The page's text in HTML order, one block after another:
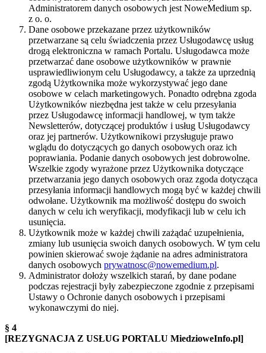
Administratorem danych osobowych jest NoweMedium sp.
z o. o.
Dane osobowe przekazane przez użytkowników
przetwarzane są celu świadczenia przez Usługodawcę usług
drogą elektroniczna w ramach Portalu. Usługodawca może
przetwarzać dane osobowe użytkowników w prawnie
usprawiedliwionym celu Usługodawcy, a także za uprzednią
zgodą Użytkownika może wykorzystywać jego dane
osobowe w celach marketingowych. Ponadto odrębna zgoda
Użytkowników niezbędna jest także w celu przesyłania
przez Usługodawcę informacji handlowej, w tym także
Newsletterów, dotyczącej produktów i usług Usługodawcy
oraz jej partnerów. Użytkownikowi przysługuje prawo
wglądu do dotyczących go danych osobowych oraz ich
poprawiania. Podanie danych osobowych jest dobrowolne.
Wszelkie zgody wyrażone przez Użytkownika dotyczące
przetwarzania jego danych osobowych oraz zgoda dotycząca
przesyłania informacji handlowych mogą być w każdej chwili
odwołane. Użytkownik ma możliwość dostępu do swoich
danych w celu ich weryfikacji, modyfikacji lub w celu ich
usunięcia.
Użytkownik może w każdej chwili zażądać uzupełnienia,
zmiany lub usunięcia swoich danych osobowych. W tym celu
powinien skierować swoje żądanie na adres administratora
danych osobowych prywatnosc@nowemedium.pl.
Administrator dołoży wszelkich starań, by dane podane
podczas rejestracji były zabezpieczone zgodnie z przepisami
Ustawy o Ochronie danych osobowych i przepisami
wykonawczymi do niej.
§ 4
[REZYGNACJA Z USŁUG PORTALU MiedzioweInfo.pl]